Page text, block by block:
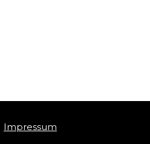
Impressum